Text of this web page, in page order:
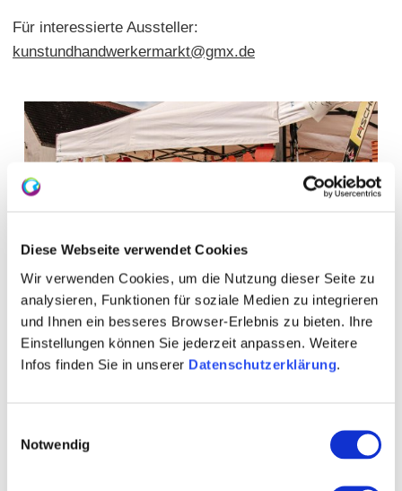
Diese Webseite verwendet Cookies
Wir verwenden Cookies, um die Nutzung dieser Seite zu
analysieren, Funktionen für soziale Medien zu integrieren
und Ihnen ein besseres Browser-Erlebnis zu bieten. Ihre
Einstellungen können Sie jederzeit anpassen. Weitere
Infos finden Sie in unserer Datenschutzerklärung.
Notwendig
Für interessierte Aussteller:
kunstundhandwerkermarkt@gmx.de